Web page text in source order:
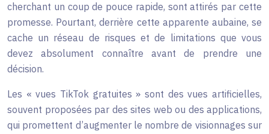
cherchant un coup de pouce rapide, sont attirés par cette
promesse. Pourtant, derrière cette apparente aubaine, se
cache un réseau de risques et de limitations que vous
devez absolument connaître avant de prendre une
décision.
Les « vues TikTok gratuites » sont des vues artificielles,
souvent proposées par des sites web ou des applications,
qui promettent d’augmenter le nombre de visionnages sur